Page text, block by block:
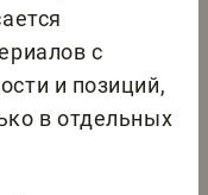
с
и позиций,
в отдельных